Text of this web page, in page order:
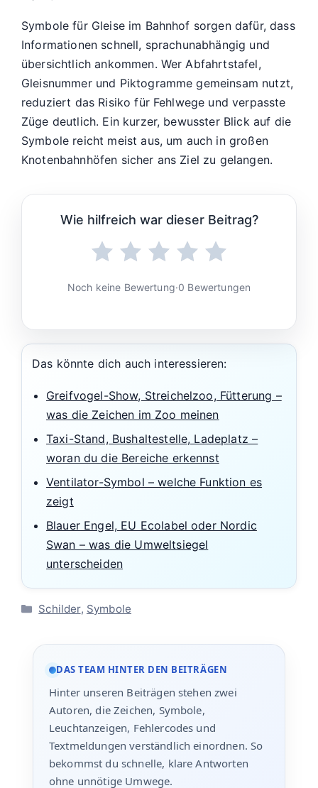
Symbole für Gleise im Bahnhof sorgen dafür, dass
Informationen schnell, sprachunabhängig und
übersichtlich ankommen. Wer Abfahrtstafel,
Gleisnummer und Piktogramme gemeinsam nutzt,
reduziert das Risiko für Fehlwege und verpasste
Züge deutlich. Ein kurzer, bewusster Blick auf die
Symbole reicht meist aus, um auch in großen
Knotenbahnhöfen sicher ans Ziel zu gelangen.
Wie hilfreich war dieser Beitrag?
Noch keine Bewertung·0 Bewertungen
Das könnte dich auch interessieren:
Greifvogel-Show, Streichelzoo, Fütterung –
was die Zeichen im Zoo meinen
Taxi-Stand, Bushaltestelle, Ladeplatz –
woran du die Bereiche erkennst
Ventilator-Symbol – welche Funktion es
zeigt
Blauer Engel, EU Ecolabel oder Nordic
Swan – was die Umweltsiegel
unterscheiden
Kategorien
Schilder, Symbole
DAS TEAM HINTER DEN BEITRÄGEN
Hinter unseren Beiträgen stehen zwei
Autoren, die Zeichen, Symbole,
Leuchtanzeigen, Fehlercodes und
Textmeldungen verständlich einordnen. So
bekommst du schnelle, klare Antworten
ohne unnötige Umwege.